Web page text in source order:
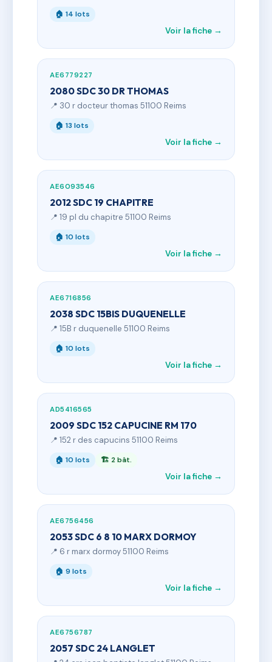
🏠 14 lots
Voir la fiche →
AE6779227
2080 SDC 30 DR THOMAS
📍 30 r docteur thomas 51100 Reims
🏠 13 lots
Voir la fiche →
AE6093546
2012 SDC 19 CHAPITRE
📍 19 pl du chapitre 51100 Reims
🏠 10 lots
Voir la fiche →
AE6716856
2038 SDC 15BIS DUQUENELLE
📍 15B r duquenelle 51100 Reims
🏠 10 lots
Voir la fiche →
AD5416565
2009 SDC 152 CAPUCINE RM 170
📍 152 r des capucins 51100 Reims
🏠 10 lots 🏗 2 bât.
Voir la fiche →
AE6756456
2053 SDC 6 8 10 MARX DORMOY
📍 6 r marx dormoy 51100 Reims
🏠 9 lots
Voir la fiche →
AE6756787
2057 SDC 24 LANGLET